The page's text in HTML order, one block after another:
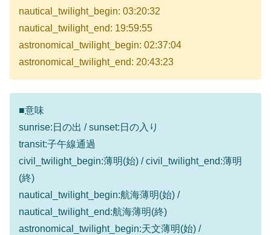
nautical_twilight_begin: 03:20:32
nautical_twilight_end: 19:59:55
astronomical_twilight_begin: 02:37:04
astronomical_twilight_end: 20:43:23
■意味
sunrise:日の出 / sunset:日の入り
transit:子午線通過
civil_twilight_begin:薄明(始) / civil_twilight_end:薄明
(終)
nautical_twilight_begin:航海薄明(始) /
nautical_twilight_end:航海薄明(終)
astronomical_twilight_begin:天文薄明(始) /